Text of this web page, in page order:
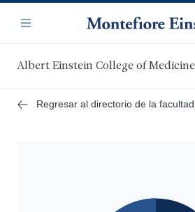
contenido
principal
Navegación
Menú
Albert Einstein College of Medicine
Regresar al directorio de la facultad